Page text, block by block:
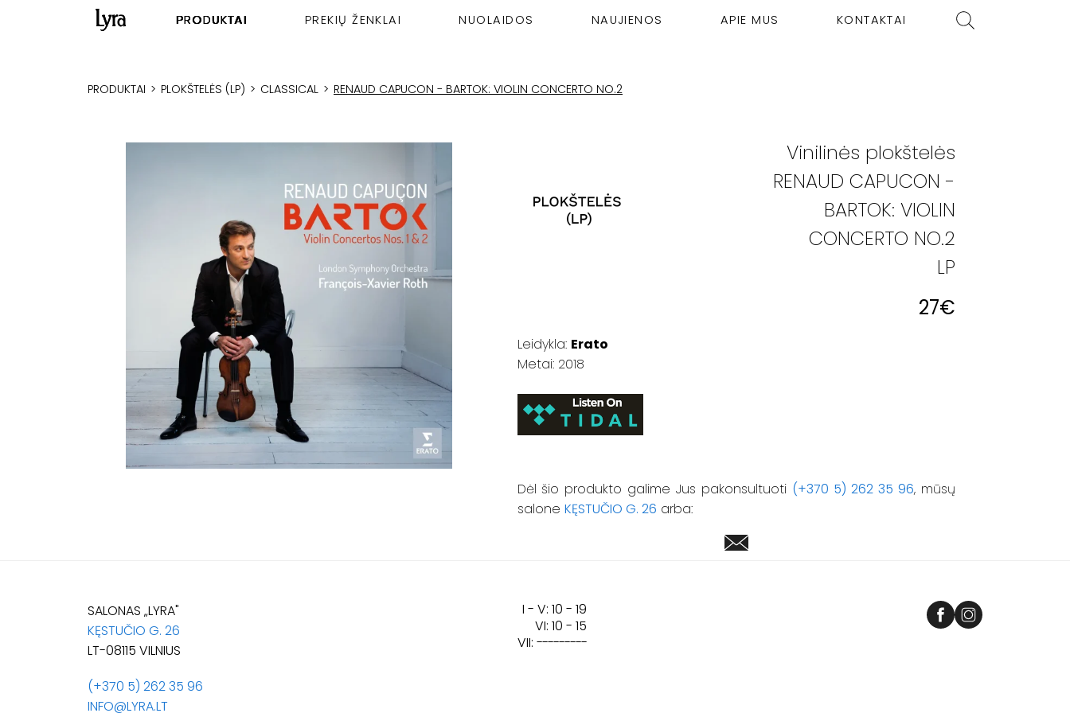
PRODUKTAI PREKIŲ ŽENKLAI NUOLAIDOS NAUJIENOS APIE MUS KONTAKTAI
PRODUKTAI > PLOKŠTELĖS (LP) > CLASSICAL > RENAUD CAPUCON - BARTOK: VIOLIN CONCERTO NO.2
Vinilinės plokštelės
RENAUD CAPUCON -
BARTOK: VIOLIN
CONCERTO NO.2
LP
27€
Leidykla: Erato
Metai: 2018
Dėl šio produkto galime Jus pakonsultuoti (+370 5) 262 35 96, mūsų
salone KĘSTUČIO G. 26 arba:
SALONAS „LYRA"
KĘSTUČIO G. 26
LT-08115 VILNIUS
I - V: 10 - 19
VI: 10 - 15
VII: ---------
(+370 5) 262 35 96
INFO@LYRA.LT